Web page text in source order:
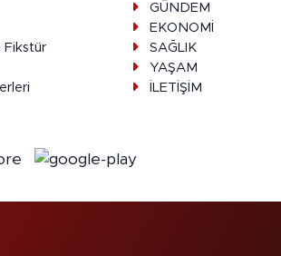
Fikstür
GÜNDEM
EKONOMİ
SAĞLIK
YAŞAM
İLETİŞİM